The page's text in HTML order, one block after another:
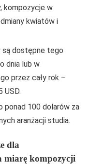
kompozycje w
kwiatów i
są dostępne tego
dnia lub w
przez cały rok –
USD.
ponad 100 dolarów za
aranżacji studia.
dla
miarę kompozycji